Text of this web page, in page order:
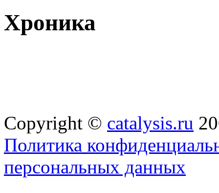
Хроника
Copyright © catalysis.ru
Политика
персональных данных